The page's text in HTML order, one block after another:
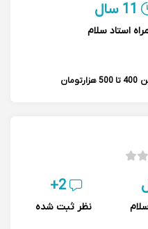
11 سال
استاد سلام
400 تا 500 هزارتومان
2+
نظر ثبت شده